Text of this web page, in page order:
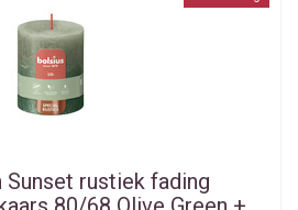
Sunset rustiek fading